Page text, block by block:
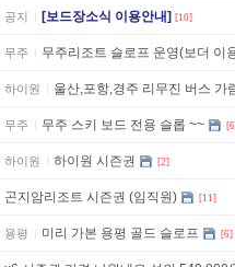
공지 [보드장소식 이용안내] [10]
무주 무주리조트 슬로프 운영(보더 이
하이원 울산,포항,경주 리무진 버스 가
무주 무주 스키 보드 전용 슬롭 ~~
하이원 하이원 시즌권 [2]
곤지암리조트 시즌권 (임직원) [11]
용평 미리 가본 용평 골드 슬로프 [6]